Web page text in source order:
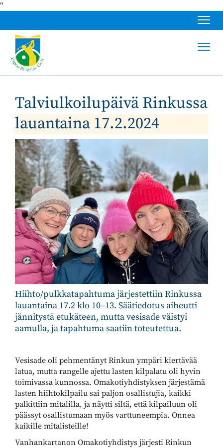
“
Talviulkoilupäivä Rinkussa
lauantaina 17.2.2024
Hiihto/pulkkatapahtuma järjestettiin Rinkussa
lauantaina 17.2 klo 10–13. Säätiedotus aiheutti
jännitystä etukäteen, mutta vesisade väistyi
aamulla, ja tapahtuma saatiin toteutettua.
Vesisade oli pehmentänyt Rinkun ympäri kiertävää
latua, mutta rangelle ajettu lasten kilpalatu oli hyvin
toimivassa kunnossa. Omakotiyhdistyksen järjestämä
lasten hiihtokilpailu sai paljon osallistujia, kaikki
palkittiin mitalilla, ja näytti siltä, että kilpailuun oli
päässyt osallistumaan myös varttuneempia. Onnea
kaikille mitalisteille!
Vanhankartanon Omakotiyhdistys järjesti Rinkun